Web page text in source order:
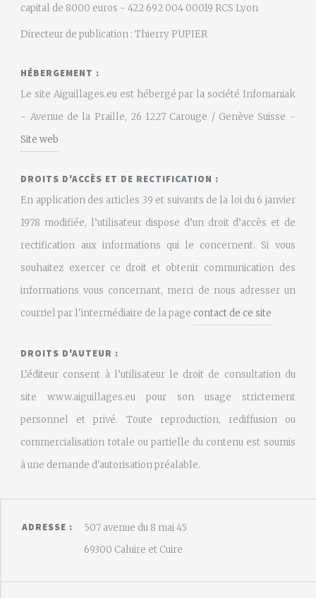
capital de 8000 euros - 422 692 004 00019 RCS Lyon
Directeur de publication : Thierry PUPIER
HÉBERGEMENT :
Le site Aiguillages.eu est hébergé par la société Infomaniak
- Avenue de la Praille, 26 1227 Carouge / Genève Suisse -
Site web
DROITS D'ACCÈS ET DE RECTIFICATION :
En application des articles 39 et suivants de la loi du 6 janvier
1978 modifiée, l’utilisateur dispose d’un droit d’accès et de
rectification aux informations qui le concernent. Si vous
souhaitez exercer ce droit et obtenir communication des
informations vous concernant, merci de nous adresser un
courriel par l'intermédiaire de la page contact de ce site
DROITS D'AUTEUR :
L’éditeur consent à l’utilisateur le droit de consultation du
site www.aiguillages.eu pour son usage strictement
personnel et privé. Toute reproduction, rediffusion ou
commercialisation totale ou partielle du contenu est soumis
à une demande d'autorisation préalable.
ADRESSE :
507 avenue du 8 mai 45
69300 Caluire et Cuire